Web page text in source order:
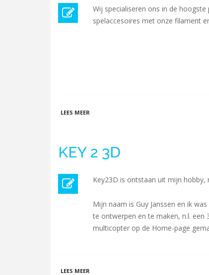
Wij specialiseren ons in de
spelaccesoires met onze filament
LEES MEER
KEY 2 3D
Key23D is ontstaan uit mijn
Mijn naam is Guy Janssen en ik
te ontwerpen en te maken, n.l.
multicopter op de Home-page
LEES MEER